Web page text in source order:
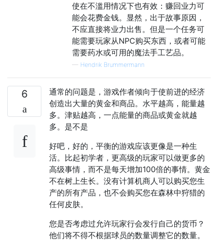
使在不滥用情况下也有效：赚回业力可
能会花费金钱。显然，出于故事原因，
不应直接将业力出售。但是一个任务可
能需要玩家从NPC购买东西，或者可能
需要药水或可用的魔法手工艺品。
— Hendrik Brummermann
6
通常的问题是，游戏作者倾向于使前进的经济
创造出大量的黄金和商品。水平越高，能量越
多。津贴越高，一点能量的商品或黄金就越
多。是不是
好吧，好的，平衡的游戏应该更像是一种生
活。比起初学者，更高级的玩家可以做更多的
高级事情，而不是每天增加100倍的事情。黄金
不在树上生长。没有计算机商人可以购买您生
产的所有产品，也不会购买您在森林中狩猎的
任何皮肤。
您是否考虑过允许玩家行会发行自己的货币？
他们将不得不根据球员的数量调整它的数量。